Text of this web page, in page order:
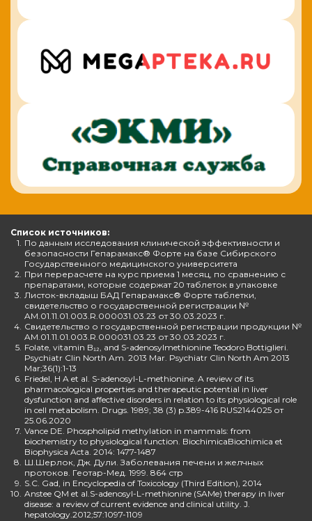
Список источников:
1. По данным исследования клинической эффективности и
безопасности Гепарамакс® Форте на базе Сибирского
Государственного медицинского университета
2. При перерасчете на курс приема 1 месяц, по сравнению с
препаратами, которые содержат 20 таблеток в упаковке
3. Листок-вкладыш БАД Гепарамакс® Форте таблетки,
свидетельство о государственной регистрации №
AM.01.11.01.003.R.000031.03.23 от 30.03.2023 г.
4. Свидетельство о государственной регистрации продукции №
AM.01.11.01.003.R.000031.03.23 от 30.03.2023 г.
5. Folate, vitamin B₁₂, and S-adenosylmethionine Teodoro Bottiglieri.
Psychiatr Clin North Am. 2013 Mar. Psychiatr Clin North Am 2013
Mar;36(1):1-13
6. Friedel, H A et al. S-adenosyl-L-methionine. A review of its
pharmacological properties and therapeutic potential in liver
dysfunction and affective disorders in relation to its physiological role
in cell metabolism. Drugs. 1989; 38 (3) p.389-416 RUS2144025 от
25.06.2020
7. Vance DE. Phospholipid methylation in mammals: from
biochemistry to physiological function. BiochimicaBiochimica et
Biophysica Acta. 2014: 1477-1487
8. Ш.Шерлок, Дж. Дули. Заболевания печени и желчных
протоков. Геотар-Мед. 1999. 864 стр
9. S.C. Gad, in Encyclopedia of Toxicology (Third Edition), 2014
10. Anstee QM et al.S-adenosyl-L-methionine (SAMe) therapy in liver
disease: a review of current evidence and clinical utility. J.
hepatology.2012;57:1097-1109